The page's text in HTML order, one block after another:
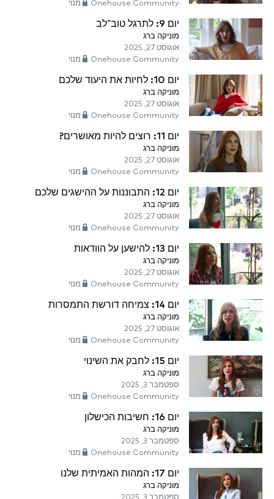
Onehouse Community מנוי
יום 9: לתרגל טוב־לב
מוניקה ברג
אוגוסט 27, 2025
Onehouse Community מנוי
יום 10: לחיות את היעוד שלכם
מוניקה ברג
אוגוסט 27, 2025
Onehouse Community מנוי
יום 11: רוצים להיות מאושרים?
מוניקה ברג
אוגוסט 27, 2025
Onehouse Community מנוי
יום 12: התבוננות על ההישגים שלכם
מוניקה ברג
אוגוסט 27, 2025
Onehouse Community מנוי
יום 13: להישען על הוודאות
מוניקה ברג
אוגוסט 27, 2025
Onehouse Community מנוי
יום 14: צמיחה דורשת התמסרות
מוניקה ברג
אוגוסט 27, 2025
Onehouse Community מנוי
יום 15: לחבק את השינוי
מוניקה ברג
ספטמבר 3, 2025
Onehouse Community מנוי
יום 16: חשיבות הכישלון
מוניקה ברג
ספטמבר 3, 2025
Onehouse Community מנוי
יום 17: המהות האמיתית שלנו
מוניקה ברג